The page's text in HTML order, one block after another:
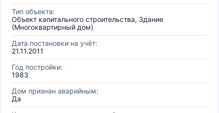
Тип объекта:
Объект капитального строительства, Здание
(Многоквартирный дом)
Дата постановки на учёт:
21.11.2011
Год постройки:
1983
Дом признан аварийным:
Да